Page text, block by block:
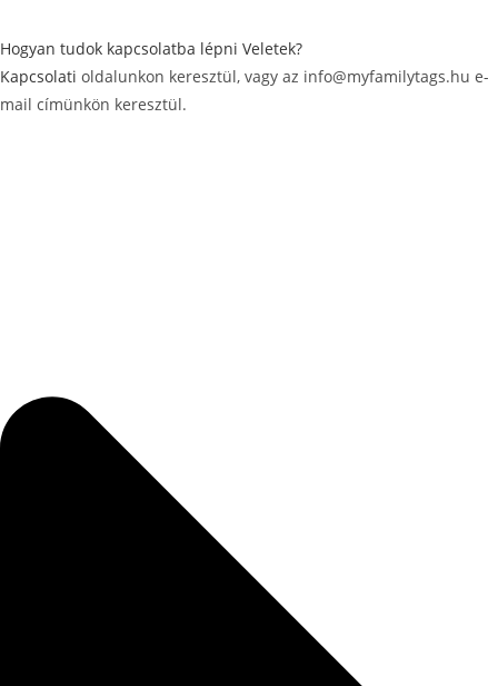
Hogyan tudok kapcsolatba lépni Veletek?
Kapcsolati oldalunkon keresztül, vagy az info@myfamilytags.hu e-
mail címünkön keresztül.